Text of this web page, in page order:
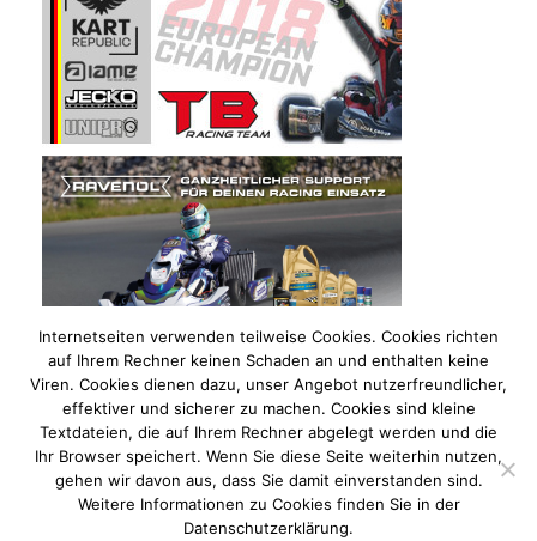
Internetseiten verwenden teilweise Cookies. Cookies richten
auf Ihrem Rechner keinen Schaden an und enthalten keine
Viren. Cookies dienen dazu, unser Angebot nutzerfreundlicher,
effektiver und sicherer zu machen. Cookies sind kleine
Textdateien, die auf Ihrem Rechner abgelegt werden und die
Ihr Browser speichert. Wenn Sie diese Seite weiterhin nutzen,
gehen wir davon aus, dass Sie damit einverstanden sind.
Weitere Informationen zu Cookies finden Sie in der
Datenschutzerklärung.